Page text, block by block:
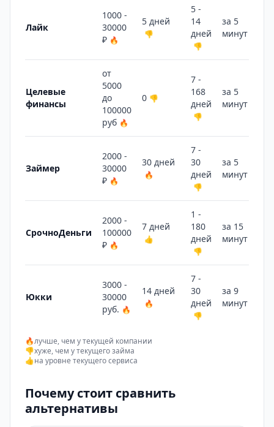
Лайк
1000 -
30000
₽ 🔥
5 дней
👎
5 -
14
дней
👎
за 5
минут
Целевые
финансы
от
5000
до
100000
руб 🔥
0 👎
7 -
168
дней
👎
за 5
минут
Займер
2000 -
30000
₽ 🔥
30 дней
🔥
7 -
30
дней
👎
за 5
минут
СрочноДеньги
2000 -
100000
₽ 🔥
7 дней
👍
1 -
180
дней
👎
за 15
минут
Юкки
3000 -
30000
руб. 🔥
14 дней
🔥
7 -
30
дней
👎
за 9
минут
🔥лучше, чем у текущей компании
👎хуже, чем у текущего займа
👍на уровне текущего сервиса
Почему стоит сравнить
альтернативы